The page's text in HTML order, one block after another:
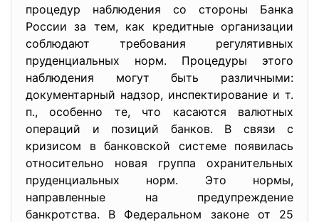
процедур наблюдения со стороны Банка
России за тем, как кредитные организации
соблюдают требования регулятивных
пруденциальных норм. Процедуры этого
наблюдения могут быть различными:
документарный надзор, инспектирование и т.
п., особенно те, что касаются валютных
операций и позиций банков. В связи с
кризисом в банковской системе появилась
относительно новая группа охранительных
пруденциальных норм. Это нормы,
направленные на предупреждение
банкротства. В Федеральном законе от 25